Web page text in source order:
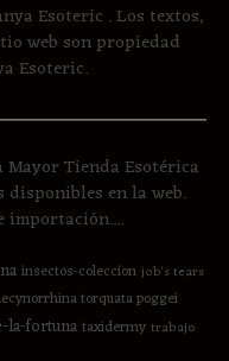
Esoteric . Los textos,
web son propiedad
Esoteric.
Tienda Esotérica
disponibles en la web.
importación....
insectos-coleccion job's tears
torquata poggei
la-fortunataxidermy trabajo